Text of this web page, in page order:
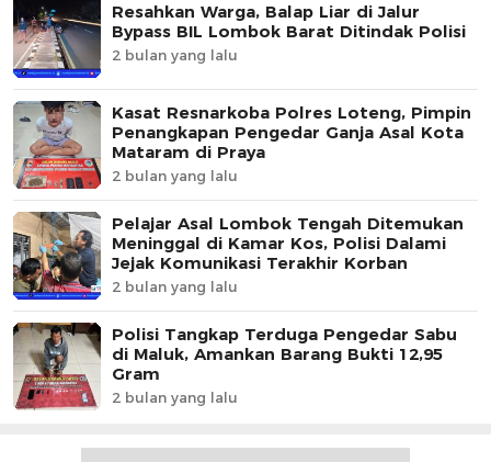
Resahkan Warga, Balap Liar di Jalur
Bypass BIL Lombok Barat Ditindak Polisi
2 bulan yang lalu
Kasat Resnarkoba Polres Loteng, Pimpin
Penangkapan Pengedar Ganja Asal Kota
Mataram di Praya
2 bulan yang lalu
Pelajar Asal Lombok Tengah Ditemukan
Meninggal di Kamar Kos, Polisi Dalami
Jejak Komunikasi Terakhir Korban
2 bulan yang lalu
Polisi Tangkap Terduga Pengedar Sabu
di Maluk, Amankan Barang Bukti 12,95
Gram
2 bulan yang lalu